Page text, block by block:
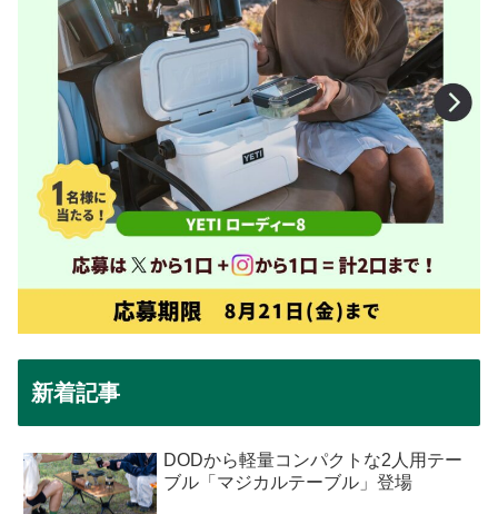
新着記事
DODから軽量コンパクトな2人用テー
ブル「マジカルテーブル」登場